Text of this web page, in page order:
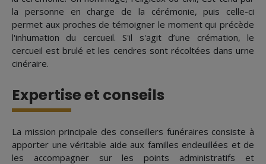
la personne en charge de la cérémonie, puis celle-ci
permet aux proches de témoigner le moment qui précède
l'inhumation du cercueil. S'il s'agit d’une crémation, le
cercueil est brulé et les cendres sont récoltées dans urne
cinéraire.
Expertise et conseils
La mission principale des conseillers funéraires consiste à
apporter une véritable aide aux familles endeuillées et de
les accompagner sur les points administratifs et